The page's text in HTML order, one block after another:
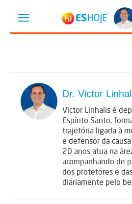
Dr. Victor
Victor Linhalis é
Espírito Santo,
trajetória ligada à
e defensor da
20 anos atua na
acompanhando de
dos protetores e
diariamente pelo